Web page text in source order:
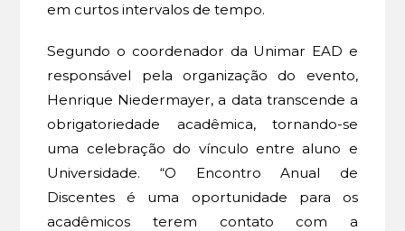
em curtos intervalos de tempo.
Segundo o coordenador da Unimar EAD e
responsável pela organização do evento,
Henrique Niedermayer, a data transcende a
obrigatoriedade acadêmica, tornando-se
uma celebração do vínculo entre aluno e
Universidade. “O Encontro Anual de
Discentes é uma oportunidade para os
acadêmicos terem contato com a